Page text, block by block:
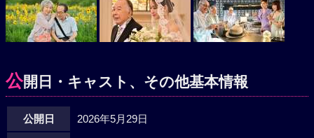
公開日・キャスト、その他基本情報
公開日 2026年5月29日